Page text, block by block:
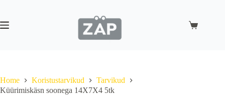
content
Shopping
Home Koristustarvikud
Tarvikud
Küürimiskäsn soonega 14X7X4 5tk